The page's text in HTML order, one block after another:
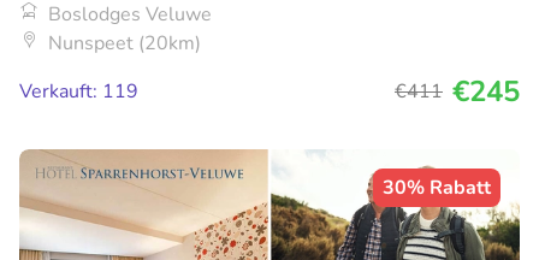
Boslodges Veluwe
Nunspeet (20km)
Verkauft: 119
€411 €245
30% Rabatt